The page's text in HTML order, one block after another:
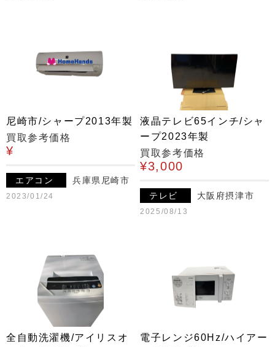
尼崎市/シャープ2013年製
買取参考価格
¥
エアコン 兵庫県尼崎市
2023/01/24
液晶テレビ65インチ/シャ
ープ2023年製
買取参考価格
¥3,000
テレビ 大阪府摂津市
2025/08/13
全自動洗濯機/アイリスオ
電子レンジ60Hz/ハイアー